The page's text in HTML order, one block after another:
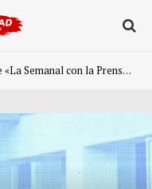
ante críticas de Participación Ciudadana